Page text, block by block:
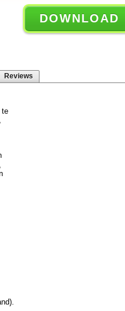
DOWNLOAD
Reviews
te